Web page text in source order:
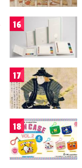
16
17
18